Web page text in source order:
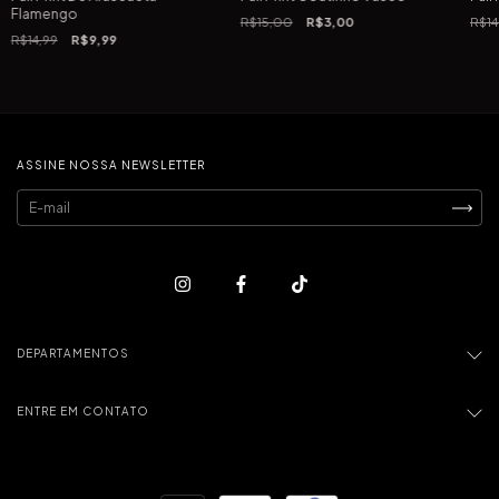
Flamengo
R$14,99 R$9,99
R$15,00 R$3,00
ASSINE NOSSA NEWSLETTER
DEPARTAMENTOS
ENTRE EM CONTATO